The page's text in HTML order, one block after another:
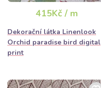
415Kč / m
Dekorační látka Linenlook
Orchid paradise bird digital
print